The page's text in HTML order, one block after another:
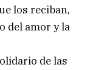
los reciban,
del amor y la
de las